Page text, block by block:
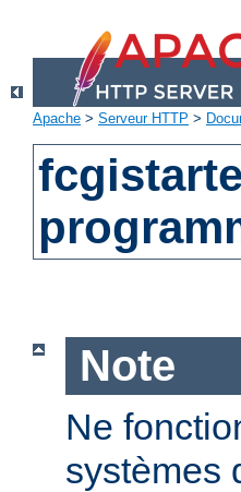
Apache > Serveur HTTP >
Note
Ne
systèmes